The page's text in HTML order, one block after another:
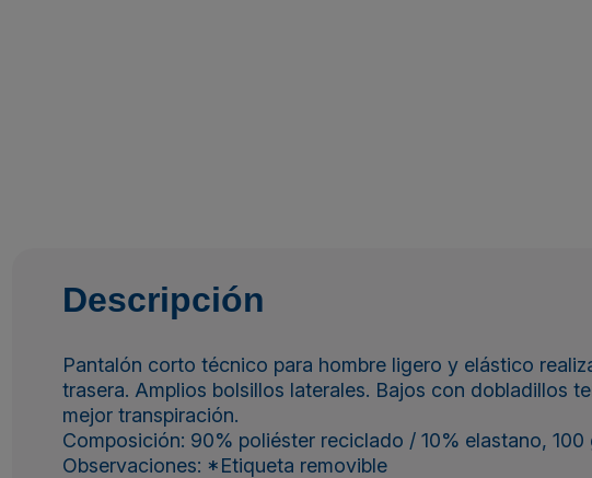
Descripción
Pantalón corto técnico para hombre ligero y elástico
trasera. Amplios bolsillos laterales. Bajos con dobladillos
mejor transpiración.
Composición: 90% poliéster reciclado / 10% elastano, 100
Observaciones: *Etiqueta removible